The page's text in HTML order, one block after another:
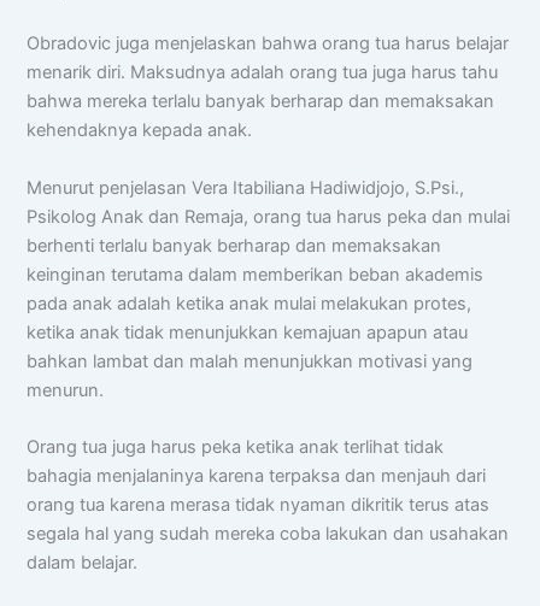
Obradovic juga menjelaskan bahwa orang tua harus belajar
menarik diri. Maksudnya adalah orang tua juga harus tahu
bahwa mereka terlalu banyak berharap dan memaksakan
kehendaknya kepada anak.
Menurut penjelasan Vera Itabiliana Hadiwidjojo, S.Psi.,
Psikolog Anak dan Remaja, orang tua harus peka dan mulai
berhenti terlalu banyak berharap dan memaksakan
keinginan terutama dalam memberikan beban akademis
pada anak adalah ketika anak mulai melakukan protes,
ketika anak tidak menunjukkan kemajuan apapun atau
bahkan lambat dan malah menunjukkan motivasi yang
menurun.
Orang tua juga harus peka ketika anak terlihat tidak
bahagia menjalaninya karena terpaksa dan menjauh dari
orang tua karena merasa tidak nyaman dikritik terus atas
segala hal yang sudah mereka coba lakukan dan usahakan
dalam belajar.